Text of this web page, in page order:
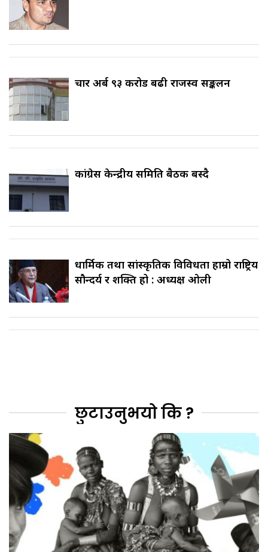
चार अर्ब ९३ करोड बढी राजस्व सङ्कलन
कांग्रेस केन्द्रीय समिति बैठक बस्दै
धार्मिक तथा सांस्कृतिक विविधता हाम्रो राष्ट्रिय
सौन्दर्य र शक्ति हो : अध्यक्ष ओली
छुटाउनुभयो कि ?